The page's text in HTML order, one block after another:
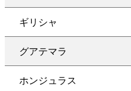
ギリシャ
グアテマラ
ホンジュラス